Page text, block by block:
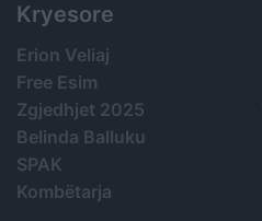
Kryesore
Erion Veliaj
Free Esim
Zgjedhjet 2025
Belinda Balluku
SPAK
Kombëtarja